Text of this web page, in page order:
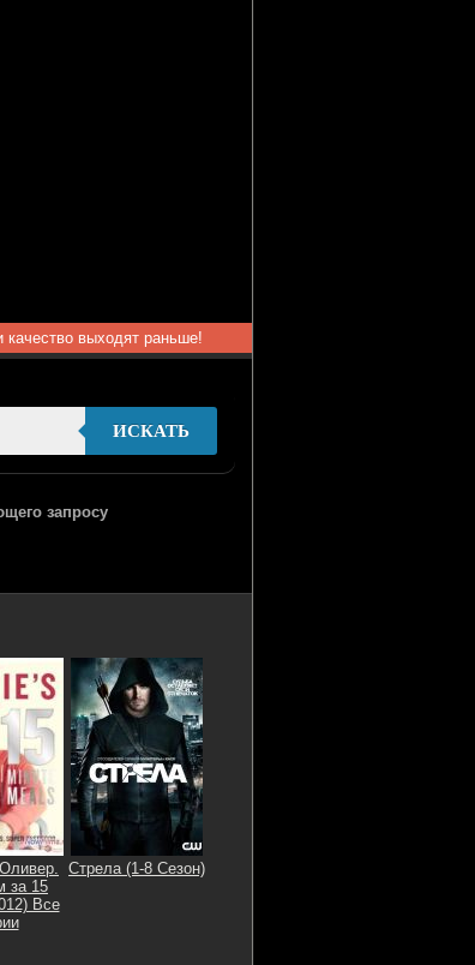
качество выходят раньше!
ИСКАТЬ
запросу
за 15
Все
Стрела (1-8 Сезон)